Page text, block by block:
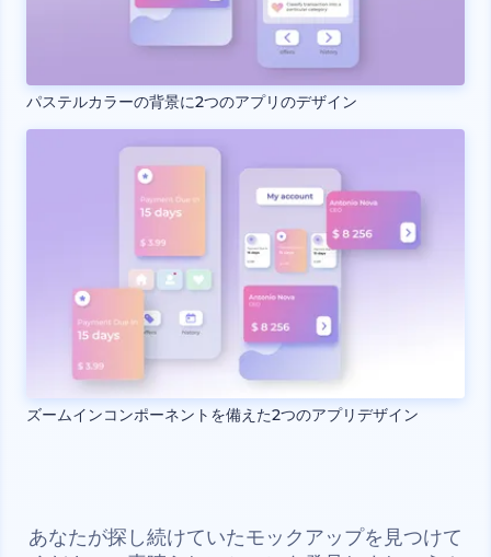
パステルカラーの背景に2つのアプリのデザイン
ズームインコンポーネントを備えた2つのアプリデザイン
あなたが探し続けていたモックアップを見つけて